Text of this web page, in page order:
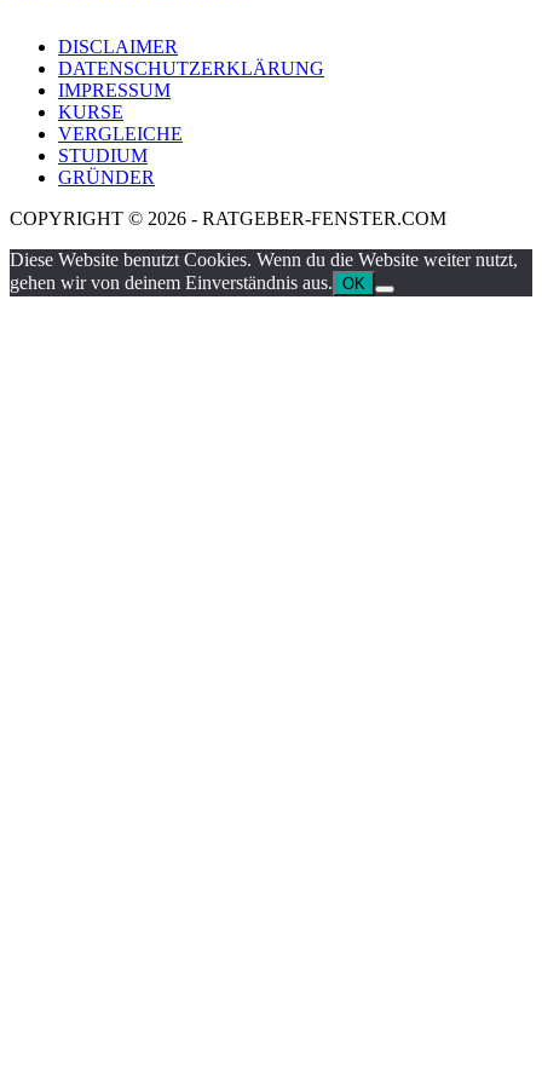
DISCLAIMER
DATENSCHUTZERKLÄRUNG
IMPRESSUM
KURSE
VERGLEICHE
STUDIUM
GRÜNDER
COPYRIGHT © 2026 - RATGEBER-FENSTER.COM
Diese Website benutzt Cookies. Wenn du die Website weiter nutzt,
gehen wir von deinem Einverständnis aus. OK